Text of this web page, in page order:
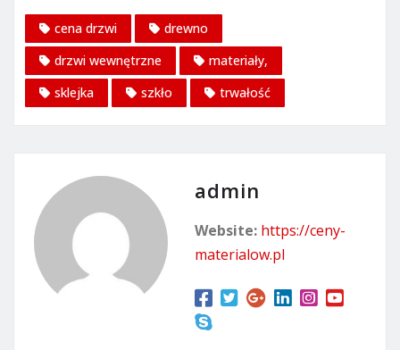
cena drzwi
drewno
drzwi wewnętrzne
materiały,
sklejka
szkło trwałość
admin
Website: https://ceny-
materialow.pl